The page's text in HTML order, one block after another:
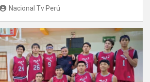
Nacional Tv Perú